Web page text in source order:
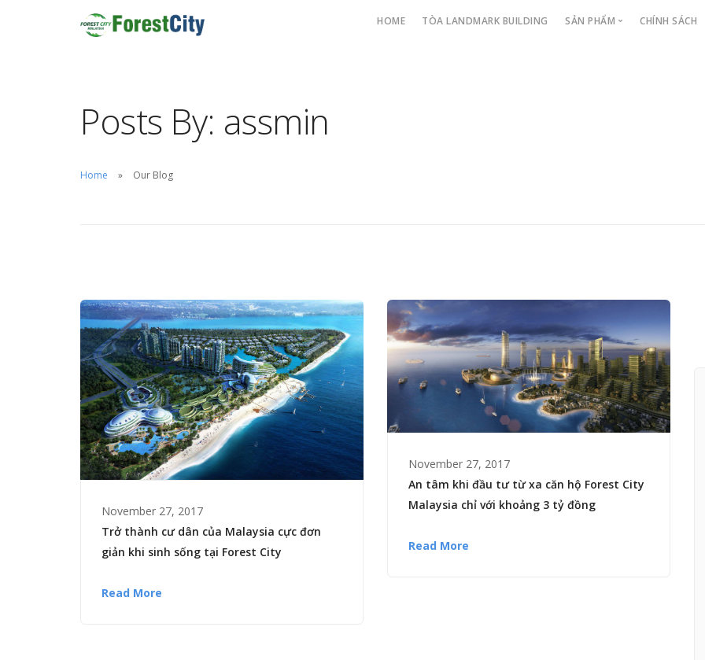
HOME TÒA LANDMARK BUILDING SẢN PHẨM CHÍNH SÁCH
Posts By: assmin
Home Our Blog
November 27, 2017
Trở thành cư dân của Malaysia cực đơn
giản khi sinh sống tại Forest City
Read More
November 27, 2017
An tâm khi đầu tư từ xa căn hộ Forest City
Malaysia chỉ với khoảng 3 tỷ đồng
Read More